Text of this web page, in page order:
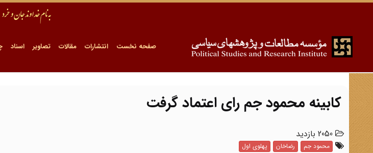
صفحه نخست انتشارات مقالات تصاویر اسناد
کابینه محمود جم رای اعتماد گرفت
محمود جم رضاخان پهلوی اول